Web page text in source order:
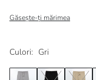
Culori: Gri
Găsește-ți mărimea